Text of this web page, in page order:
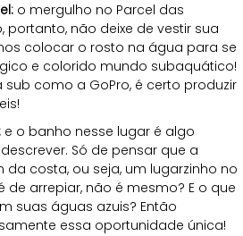
o mergulho no Parcel das
portanto, não deixe de vestir sua
colocar o rosto na água para se
e colorido mundo subaquático!
sub como a GoPro, é certo produzir
e o banho nesse lugar é algo
Só de pensar que a
da costa, ou seja, um lugarzinho no
de arrepiar, não é mesmo? E o que
suas águas azuis? Então
essa oportunidade única!